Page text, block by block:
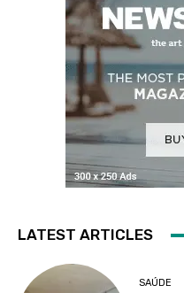
LATEST ARTICLES
SAÚDE